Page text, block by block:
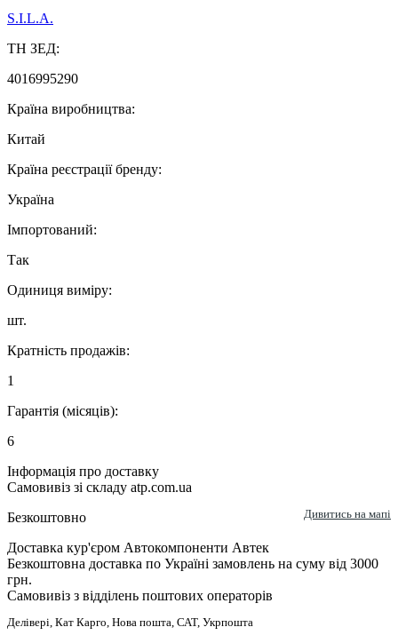
S.I.L.A.
ТН ЗЕД:
4016995290
Країна виробництва:
Китай
Країна реєстрації бренду:
Україна
Імпортований:
Так
Одиниця виміру:
шт.
Кратність продажів:
1
Гарантія (місяців):
6
Інформація про доставку
Самовивіз зі складу atp.com.ua
Безкоштовно
Дивитись на мапі
Доставка кур'єром Автокомпоненти Автек
Безкоштовна доставка по Україні замовлень на суму від 3000
грн.
Самовивіз з відділень поштових операторів
Делівері, Кат Карго, Нова пошта, САТ, Укрпошта